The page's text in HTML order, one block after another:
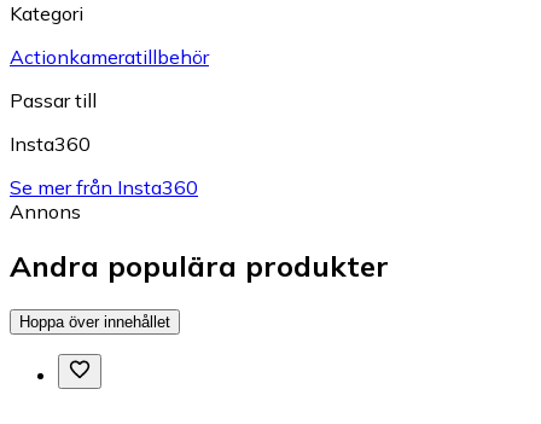
Kategori
Actionkameratillbehör
Passar till
Insta360
Se mer från Insta360
Annons
Andra populära produkter
Hoppa över innehållet